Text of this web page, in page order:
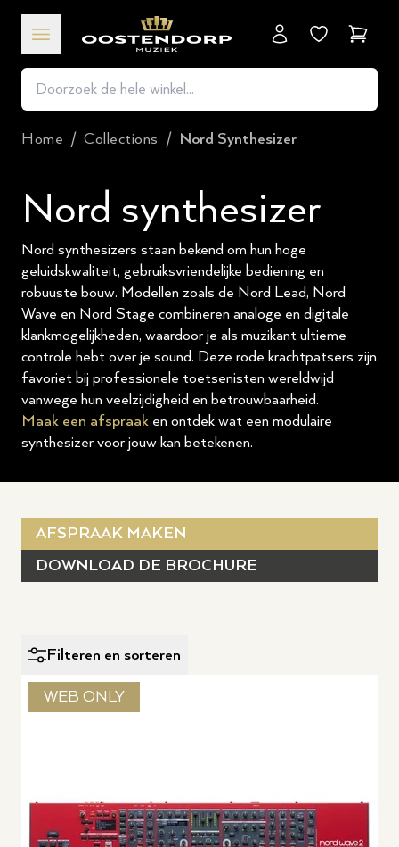
Home / Collections / Nord Synthesizer
Nord synthesizer
Nord synthesizers staan bekend om hun hoge
geluidskwaliteit, gebruiksvriendelijke bediening en
robuuste bouw. Modellen zoals de Nord Lead, Nord
Wave en Nord Stage combineren analoge en digitale
klankmogelijkheden, waardoor je als muzikant ultieme
controle hebt over je sound. Deze rode krachtpatsers zijn
favoriet bij professionele toetsenisten wereldwijd
vanwege hun veelzijdigheid en betrouwbaarheid.
Maak een afspraak en ontdek wat een modulaire
synthesizer voor jouw kan betekenen.
AFSPRAAK MAKEN
DOWNLOAD DE BROCHURE
Filteren en sorteren
WEB ONLY